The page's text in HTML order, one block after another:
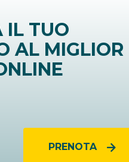
IL TUO
AL MIGLIOR
PRENOTA